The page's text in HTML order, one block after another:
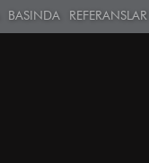
BASINDA REFERANSLAR